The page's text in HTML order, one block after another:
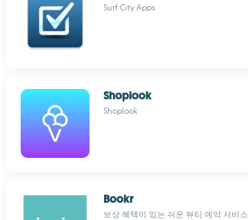
Surf City Apps
Shoplook
Shoplook
Bookr
보상 혜택이 있는 쉬운 뷰티 예약 서비스